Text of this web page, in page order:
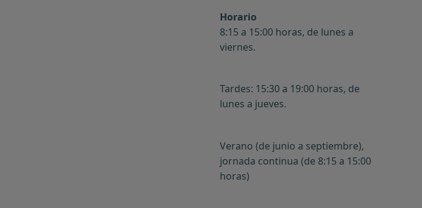
Horario
8:15 a 15:00 horas, de lunes a
viernes.
Tardes: 15:30 a 19:00 horas, de
lunes a jueves.
Verano (de junio a septiembre),
jornada continua (de 8:15 a 15:00
horas)